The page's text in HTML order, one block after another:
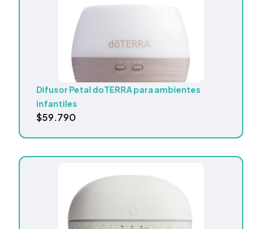
Difusor Petal doTERRA para ambientes
infantiles
$59.790